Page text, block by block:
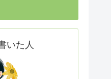
いた人